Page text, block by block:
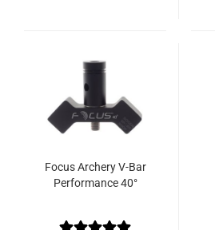
Focus Archery V-Bar
Performance 40°